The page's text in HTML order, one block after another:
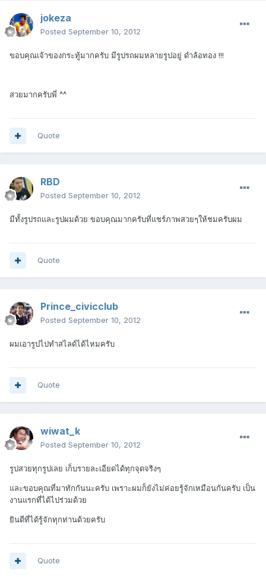
jokeza
Posted September 10, 2012
ขอบคุณเจ้าของกระทู้มากครับ มีรูปรถผมหลายรูปอยู่ ดำล้อทอง !!!
สวยมากครับพี่ ^^
Quote
RBD
Posted September 10, 2012
มีทั้งรูปรถและรูปผมด้วย ขอบคุณมากครับที่แชร์ภาพสวยๆให้ชมครับผม
Quote
Prince_civicclub
Posted September 10, 2012
ผมเอารูปไปทำสไลด์ได้ไหมครับ
Quote
wiwat_k
Posted September 10, 2012
รูปสวยทุกรูปเลย เก็บรายละเอียดได้ทุกจุดจริงๆ
และขอบคุณที่มาทักกันนะครับ เพราะผมก็ยังไม่ค่อยรู้จักเหมือนกันครับ เป็น
งานแรกที่ได้ไปร่วมด้วย
ยินดีที่ได้รู้จักทุกท่านด้วยครับ
Quote